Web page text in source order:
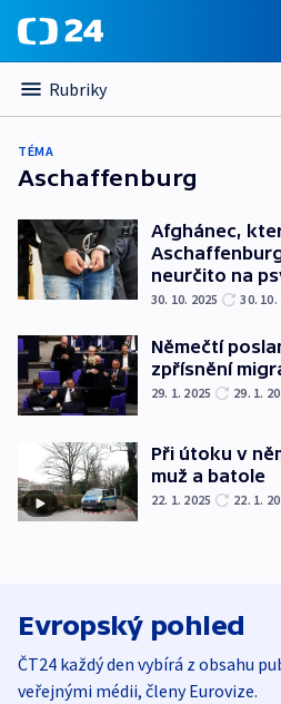
Rubriky
TÉMA
Aschaffenburg
Afghánec,
neurčito na
30. 10. 2025 30. 10.
Němečtí
zpřísnění
29. 1. 2025 29. 1.
Při útoku v
muž a batole
22. 1. 2025 22. 1.
Evropský pohled
ČT24 každý den vybírá z obsahu
veřejnými médii, členy Eurovize.